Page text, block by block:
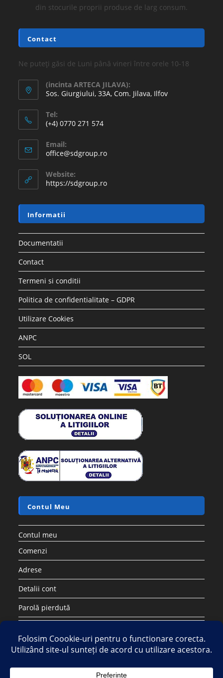
din stocurile proprii produse de larg consum.
Contact
Ne puteți găsi de Luni până vineri între orele 10-18
(incinta ARTECA JILAVA):
Sos. Giurgiului, 33A, Com. Jilava, Ilfov
Tel:
(+4) 0770 271 574
Email:
office@sdgroup.ro
Website:
https://sdgroup.ro
Informatii
Documentatii
Contact
Termeni si conditii
Politica de confidentialitate – GDPR
Utilizare Cookies
ANPC
SOL
Contul Meu
Contul meu
Comenzi
Adrese
Detalii cont
Parolă pierdută